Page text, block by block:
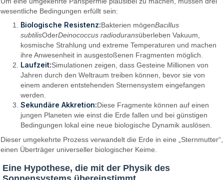
wesentliche Bedingungen erfüllt sein:
Biologische Resistenz:Bakterien mögenBacillus
subtilisOderDeinococcus radioduransüberleben Vakuum,
kosmische Strahlung und extreme Temperaturen und machen
ihre Anwesenheit in ausgestoßenen Fragmenten möglich.
Laufzeit:Simulationen zeigen, dass Gesteine ​​Millionen von
Jahren durch den Weltraum treiben können, bevor sie von
einem anderen entstehenden Sternensystem eingefangen
werden.
Sekundäre Akkretion:Diese Fragmente können auf einen
jungen Planeten wie einst die Erde fallen und bei günstigen
Bedingungen lokal eine neue biologische Dynamik auslösen.
Dieser umgekehrte Prozess verwandelt die Erde in eine „Sternmutter“,
einen Überträger universeller biologischer Keime.
Eine Hypothese, die mit der Physik des